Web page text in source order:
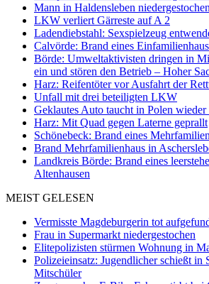
Mann in Haldensleben niedergestochen
LKW verliert Gärreste auf A 2
Ladendiebstahl: Sexspielzeug
Calvörde: Brand eines
Börde: Umweltaktivisten dringen in
ein und stören den Betrieb – Hoher
Harz: Reifentöter vor Ausfahrt der
Unfall mit drei beteiligten LKW
Geklautes Auto taucht in Polen wieder
Harz: Mit Quad gegen Laterne geprallt
Schönebeck: Brand eines
Brand Mehrfamilienhaus in
Landkreis Börde: Brand eines
Altenhausen
MEIST GELESEN
Vermisste Magdeburgerin tot
Frau in Supermarkt niedergestochen
Elitepolizisten stürmen Wohnung in
Polizeieinsatz: Jugendlicher schießt in
Mitschüler